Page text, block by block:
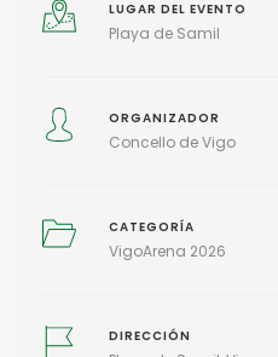
LUGAR DEL EVENTO
Playa de Samil
ORGANIZADOR
Concello de Vigo
CATEGORÍA
VigoArena 2026
DIRECCIÓN